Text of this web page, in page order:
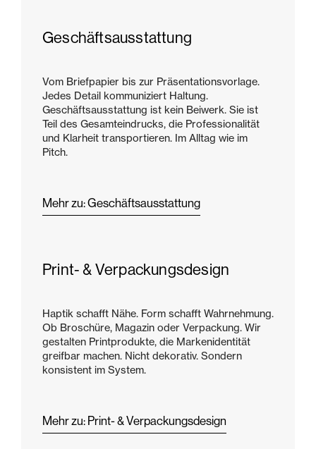
Geschäftsausstattung
Vom Briefpapier bis zur Präsentationsvorlage.
Jedes Detail kommuniziert Haltung.
Geschäftsausstattung ist kein Beiwerk. Sie ist
Teil des Gesamteindrucks, die Professionalität
und Klarheit transportieren. Im Alltag wie im
Pitch.
Mehr zu: Geschäftsausstattung
Print- & Verpackungsdesign
Haptik schafft Nähe. Form schafft Wahrnehmung.
Ob Broschüre, Magazin oder Verpackung. Wir
gestalten Printprodukte, die Markenidentität
greifbar machen. Nicht dekorativ. Sondern
konsistent im System.
Mehr zu: Print- & Verpackungsdesign